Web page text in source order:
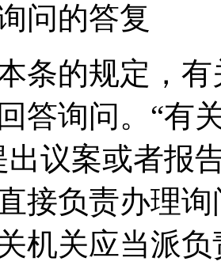
的答复
的规定 ， 有
答询问。 “有
出议案或者报
接负责办理
机关应当派